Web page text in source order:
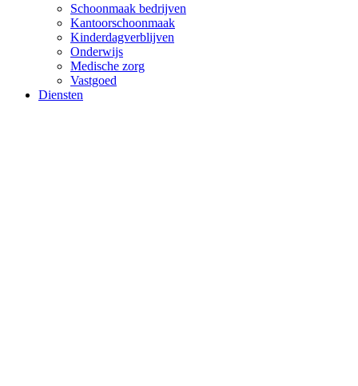
Schoonmaak bedrijven
Kantoorschoonmaak
Kinderdagverblijven
Onderwijs
Medische zorg
Vastgoed
Diensten